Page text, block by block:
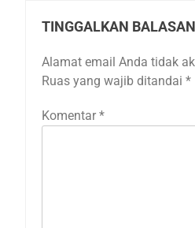
TINGGALKAN BALASAN
Alamat email Anda tidak
Ruas yang wajib ditandai *
Komentar *